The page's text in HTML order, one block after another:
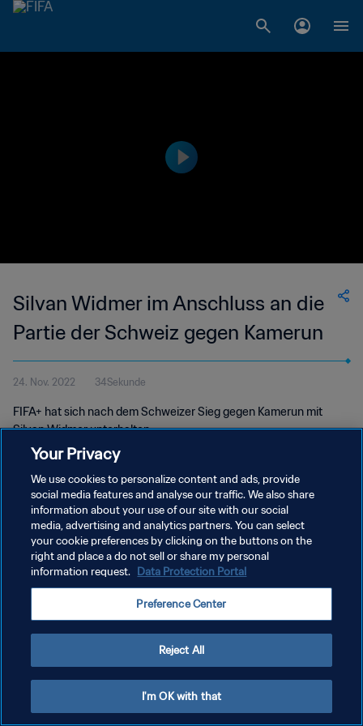
Silvan Widmer im Anschluss an die
Partie der Schweiz gegen Kamerun
24. Nov. 2022 34Sekunde
FIFA+ hat sich nach dem Schweizer Sieg gegen Kamerun mit
Silvan Widmer unterhalten.
DATENSCHUTZ
NUTZUNGSBEDINGUNGEN
COOKIE-EINSTELLUNGEN VERWALTEN
Your Privacy
We use cookies to personalize content and ads, provide
social media features and analyse our traffic. We also share
information about your use of our site with our social
media, advertising and analytics partners. You can select
your cookie preferences by clicking on the buttons on the
right and place a do not sell or share my personal
information request. Data Protection Portal
Preference Center
Reject All
I'm OK with that